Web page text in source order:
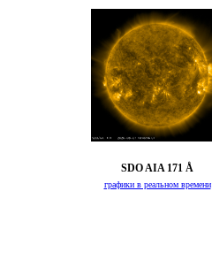
SDO AIA 171 Å
графики в реальном времени